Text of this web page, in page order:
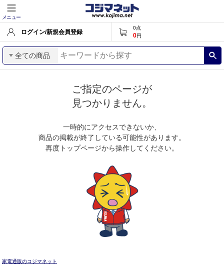
メニュー
ログイン/新規会員登録
0点
0円
全ての商品
ご指定のページが
見つかりません。
一時的にアクセスできないか、
商品の掲載が終了している可能性があります。
再度トップページから操作してください。
家電通販のコジマネット